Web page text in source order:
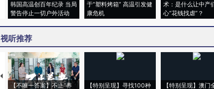
韩国高温创百年纪录 当局
警告停止一切户外活动
于“塑料烤箱” 高温引发健
康危机
术：是什么让中产
心“花钱找虐”？
视听推荐
【不唯一答案】不止“养 【特别呈现】寻找100种 【特别呈现】澳门